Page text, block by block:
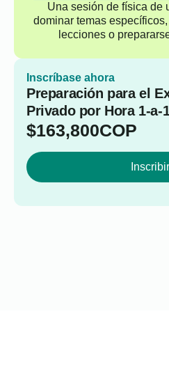
Una sesión de física de
dominar temas
lecciones o
Inscríbase ahora
Preparación para el
Privado por Hora 1-a-
$163,800COP